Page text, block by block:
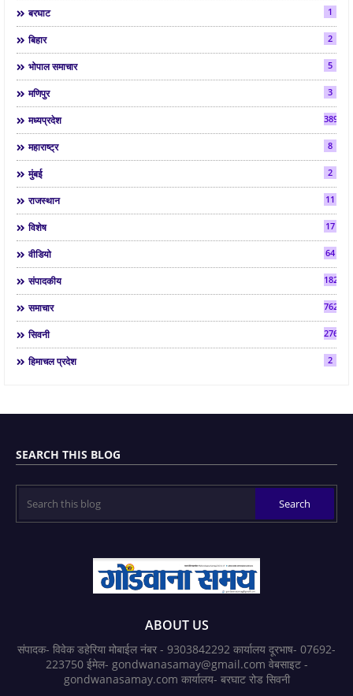
बरघाट 1
बिहार 2
भोपाल समाचार 5
मणिपुर 3
मध्यप्रदेश 3892
महाराष्ट्र 8
मुंबई 2
राजस्थान 11
विशेष 17
वीडियो 64
संपादकीय 182
समाचार 7624
सिवनी 2763
हिमाचल प्रदेश 2
SEARCH THIS BLOG
ABOUT US
संपादक- विवेक डहेरिया मोबाईल नंबर - 9303842292 कार्यालय दूरभाष- 07692-
223750 ईमेल- gondwanasamay@gmail.com वेबसाइट -
gondwanasamay.com कार्यालय- बरघाट रोड सिवनी